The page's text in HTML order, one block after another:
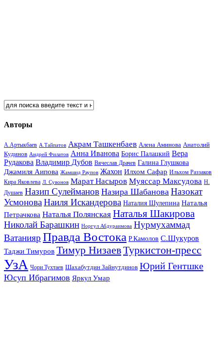
Авторы
А.Артыкбаев А.Тайпатов Акрам Ташкенбаев Алена Аминова Анатолий
Кудинов Андрей Филатов Анна Иванова Борис Палацкий Вера
Рудакова Владимир Дубов Вячеслав Драчев Галина Глушкова
Джамиля Аипова Жамшид Раупов Жахон Илхом Сафар Ильхом Раззаков
Кира Яковлева Л. Сувонов Марат Насыров Муяссар Максудова Н.
Душаев Назип Сулейманов Назира Шабанова Назокат
УсмоноваНаиля Искандерова Наталия Шулепина Наталья
Петрачкова Наталья Полянская Наталья Шакирова
Николай Барашкин Норгул Абдураимова Нурмухаммад
Ватанияр Правда Востока Р.Камолов С.Шукуров
Таджи Тимуров Тимур НизаевТуркистон-пресс
УзА Чори Тухтаев Шахабутдин Зайнутдинов Юрий Гентшке
Юсуп Ибрагимов Яркул Умар